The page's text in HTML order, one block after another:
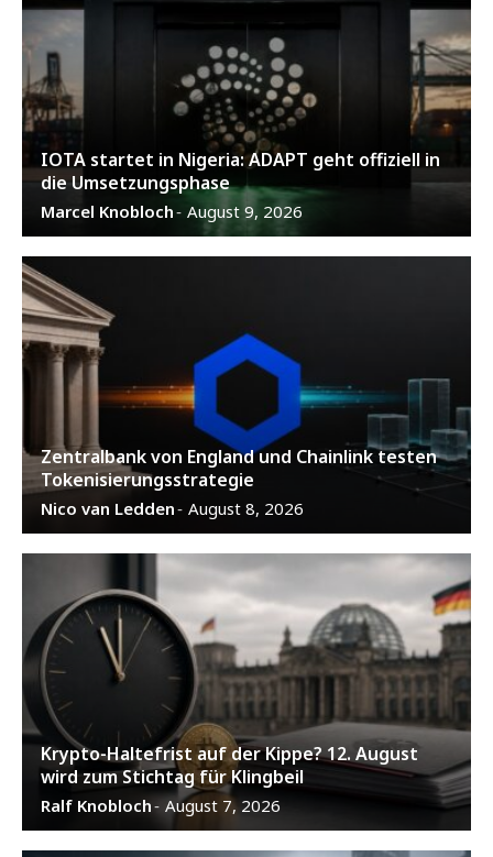
IOTA startet in Nigeria: ADAPT geht offiziell in
die Umsetzungsphase
Marcel Knobloch- August 9, 2026
Zentralbank von England und Chainlink testen
Tokenisierungsstrategie
Nico van Ledden- August 8, 2026
Krypto-Haltefrist auf der Kippe? 12. August
wird zum Stichtag für Klingbeil
Ralf Knobloch- August 7, 2026